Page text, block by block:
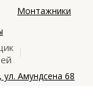
Монтажники
ул. Амундсена 68